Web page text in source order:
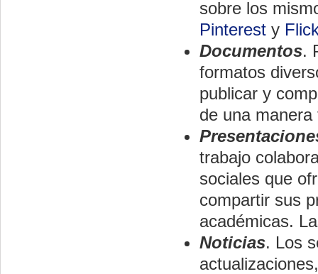
sobre los
Pinterest y
Documentos.
formatos
publicar y
de una
trabajo
sociales que
compartir sus
académicas.
Noticias. Los